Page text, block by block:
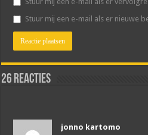
Stuur mij een e-mail als er nieuwe
26 reacties
jonno kartomo